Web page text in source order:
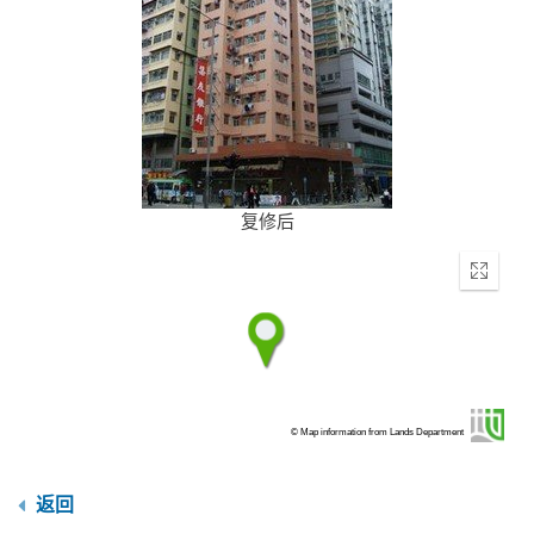
复修后
Enter
© Map information from Lands Department
返回